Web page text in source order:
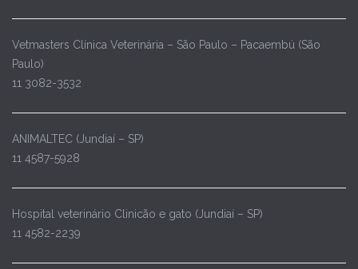
Vetmasters Clínica Veterinária – São Paulo – Pacaembú (São
Paulo)
11 3082-3532
ANIMALTEC (Jundiaí – SP)
11 4587-5928
Hospital veterinário Clinicão e gato (Jundiaí – SP)
11 4582-2239